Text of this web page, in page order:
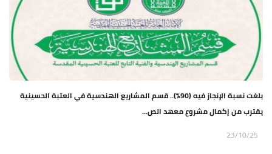
بلغت نسبة الإنجاز فيه (90%).. قسم المشاريع الهندسية في العتبة الحسينية
يقترب من إكمال مشروع معهد الص...
23/10/25